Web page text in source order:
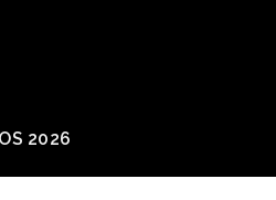
2026